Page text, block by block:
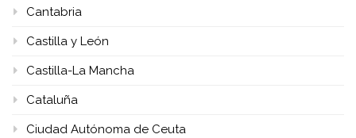
Cantabria
Castilla y León
Castilla-La Mancha
Cataluña
Ciudad Autónoma de Ceuta